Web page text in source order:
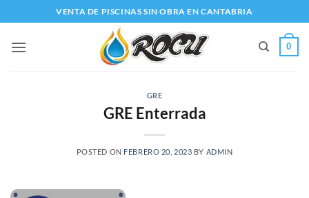
al
contenido
VENTA DE PISCINAS SIN OBRA EN CANTABRIA
0
GRE
GRE Enterrada
POSTED ON FEBRERO 20, 2023 BY ADMIN